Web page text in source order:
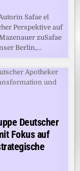
Safae el
Perspektive auf
zuSafae
Berlin,…
Deutscher
Fokus auf